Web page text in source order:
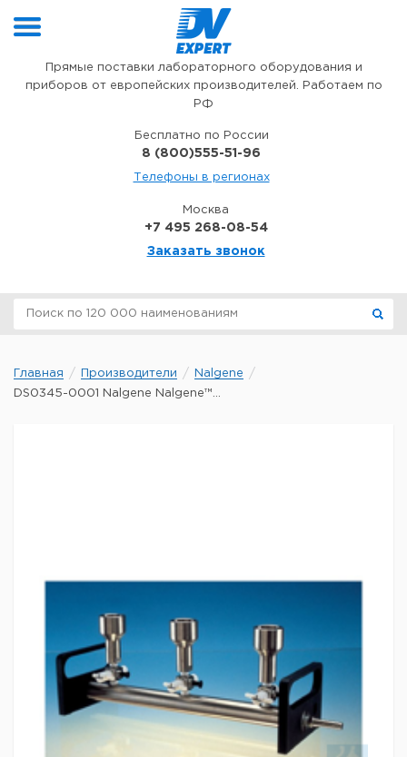
Прямые поставки лабораторного оборудования и
приборов от европейских производителей. Работаем по
РФ
Бесплатно по России
8 (800)555-51-96
Телефоны в регионах
Москва
+7 495 268-08-54
Заказать звонок
Главная Производители
Nalgene
DS0345-0001 Nalgene Nalgene™...